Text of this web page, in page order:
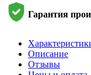
Гарантия
Описание
Отзывы